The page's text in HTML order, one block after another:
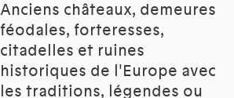
Anciens châteaux, demeures
féodales, forteresses,
citadelles et ruines
historiques de l'Europe avec
les traditions, légendes ou